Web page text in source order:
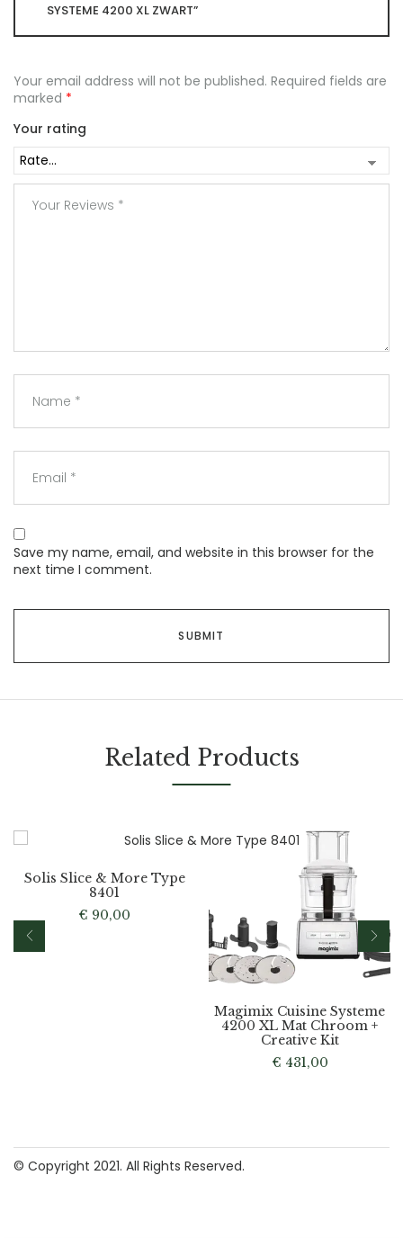
SYSTEME 4200 XL ZWART”
Your email address will not be published. Required fields are
marked *
Your rating
Save my name, email, and website in this browser for the
next time I comment.
Related Products
Solis Slice & More Type
8401
€ 90,00
Magimix Cuisine Systeme
4200 XL Mat Chroom +
Creative Kit
€ 431,00
© Copyright 2021. All Rights Reserved.